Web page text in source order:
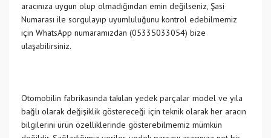
aracınıza uygun olup olmadığından emin değilseniz, Şasi
Numarası ile sorgulayıp uyumluluğunu kontrol edebilmemiz
için WhatsApp numaramızdan (05335033054) bize
ulaşabilirsiniz.
Otomobilin fabrikasında takılan yedek parçalar model ve yıla
bağlı olarak değişiklik göstereceği için teknik olarak her aracın
bilgilerini ürün özelliklerinde gösterebilmemiz mümkün